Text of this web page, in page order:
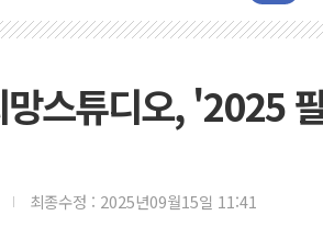
스튜디오, '2025
최종수정 : 2025년09월15일 11:41